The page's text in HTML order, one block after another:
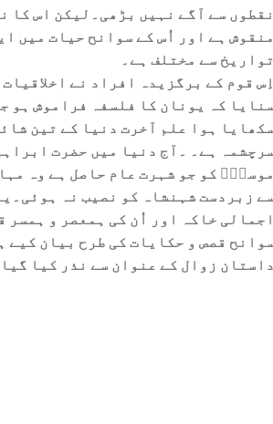
نقطوں سے آگے نہیں بڑھی۔لیکن اس کا
منقوش ہے اور اُس کے سوانح حیات میں
تواریخ سے مختلف ہے۔
اِس قوم کے برگزیدہ افراد نے
سنایا کہ یونان کا فلسفہ فراموش ہو
سکھایا ہوا علم آخرت دنیا کے تین
سرچشمہ ہے۔ ۔آج دنیا میں حضرت
موسیٰؑ کو جو شہرت عام حاصل ہے وہ
سے زبردست شہنشاہ کو نصیب نہ
اجمالی خاکہ اور اُن کی ہمعصر و ہمسر
سوانح قصص و حکایات کی طرح بیان کیے
داستان زوال کے عنوان سے نذر کیا